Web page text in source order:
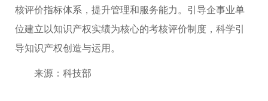
核评价指标体系，提升管理和服务能力。引导企事业单
位建立以知识产权实绩为核心的考核评价制度，科学引
导知识产权创造与运用。
来源：科技部